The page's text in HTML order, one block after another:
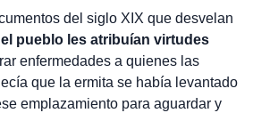
del siglo XIX que desvelan
pueblo les atribuían virtudes
enfermedades a quienes las
que la ermita se había levantado
emplazamiento para aguardar y